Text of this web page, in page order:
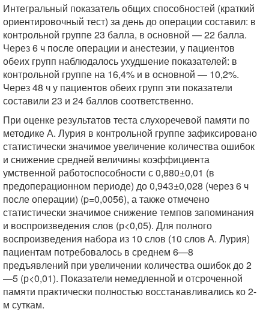
Интегральный показатель общих способностей (краткий
ориентировочный тест) за день до операции составил: в
контрольной группе 23 балла, в основной — 22 балла.
Через 6 ч после операции и анестезии, у пациентов
обеих групп наблюдалось ухудшение показателей: в
контрольной группе на 16,4% и в основной — 10,2%.
Через 48 ч у пациентов обеих групп эти показатели
составили 23 и 24 баллов соответственно.
При оценке результатов теста слухоречевой памяти по
методике А. Лурия в контрольной группе зафиксировано
статистически значимое увеличение количества ошибок
и снижение средней величины коэффициента
умственной работоспособности с 0,880±0,01 (в
предоперационном периоде) до 0,943±0,028 (через 6 ч
после операции) (p=0,0056), а также отмечено
статистически значимое снижение темпов запоминания
и воспроизведения слов (р<0,05). Для полного
воспроизведения набора из 10 слов (10 слов А. Лурия)
пациентам потребовалось в среднем 6—8
предъявлений при увеличении количества ошибок до 2
—5 (р<0,01). Показатели немедленной и отсроченной
памяти практически полностью восстанавливались ко 2-
м суткам.